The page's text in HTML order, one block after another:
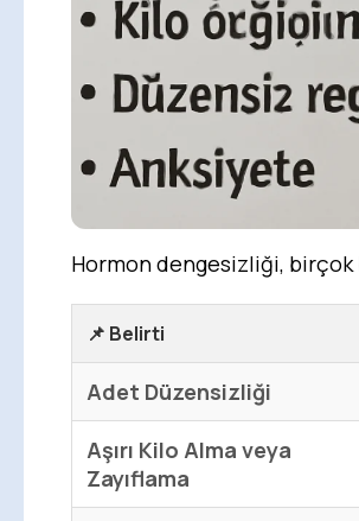
Hormon dengesizliği,
📌 Belirti
Adet Düzensizliği
Aşırı Kilo Alma veya
Zayıflama